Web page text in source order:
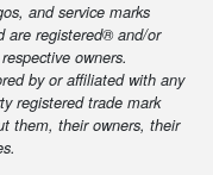
and service marks
are registered® and/or
owners.
by or affiliated with any
registered trade mark
them, their owners, their